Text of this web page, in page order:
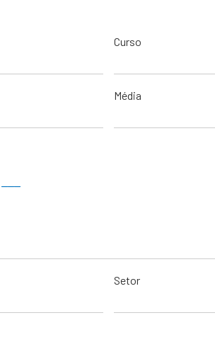
Curso
Média
Setor